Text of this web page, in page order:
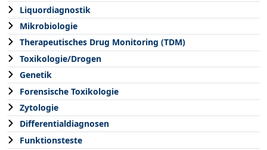
Liquordiagnostik
Mikrobiologie
Therapeutisches Drug Monitoring (TDM)
Toxikologie/Drogen
Genetik
Forensische Toxikologie
Zytologie
Differentialdiagnosen
Funktionsteste